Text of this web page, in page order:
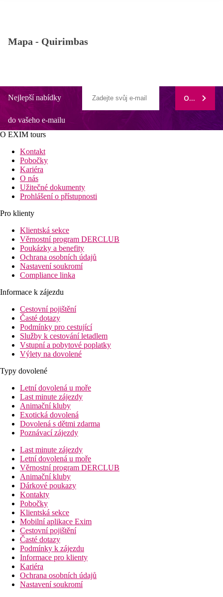
Mapa - Quirimbas
Nejlepší nabídky
do vašeho e-mailu
ODEBÍRAT
O EXIM tours
Kontakt
Pobočky
Kariéra
O nás
Užitečné dokumenty
Prohlášení o přístupnosti
Pro klienty
Klientská sekce
Věrnostní program DERCLUB
Poukázky a benefity
Ochrana osobních údajů
Nastavení soukromí
Compliance linka
Informace k zájezdu
Cestovní pojištění
Časté dotazy
Podmínky pro cestující
Služby k cestování letadlem
Vstupní a pobytové poplatky
Výlety na dovolené
Typy dovolené
Letní dovolená u moře
Last minute zájezdy
Animační kluby
Exotická dovolená
Dovolená s dětmi zdarma
Poznávací zájezdy
Last minute zájezdy
Letní dovolená u moře
Věrnostní program DERCLUB
Animační kluby
Dárkové poukazy
Kontakty
Pobočky
Klientská sekce
Mobilní aplikace Exim
Cestovní pojištění
Časté dotazy
Podmínky k zájezdu
Informace pro klienty
Kariéra
Ochrana osobních údajů
Nastavení soukromí